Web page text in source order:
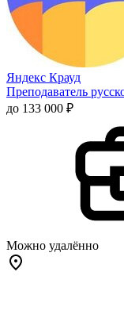
Яндекс Крауд
Преподаватель
до 133 000 ₽
Можно удалённо